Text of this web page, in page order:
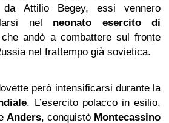
da Attilio Begey, essi vennero
nel neonato esercito di
che andò a combattere sul fronte
nel frattempo già sovietica.
però intensificarsi durante la
. L’esercito polacco in esilio,
Anders, conquistò Montecassino